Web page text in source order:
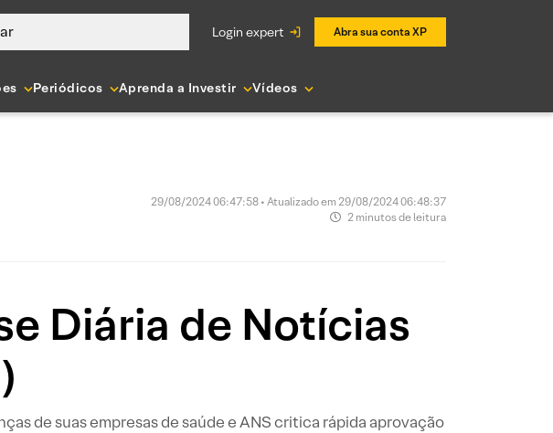
login expert Abra sua conta XP
Periódicos Aprenda a Investir Vídeos
29/08/2024 06:47:58 • Atualizado em 29/08/2024 06:48:37
2 minutos de leitura
Diária de Notícias
de suas empresas de saúde e ANS critica rápida aprovação